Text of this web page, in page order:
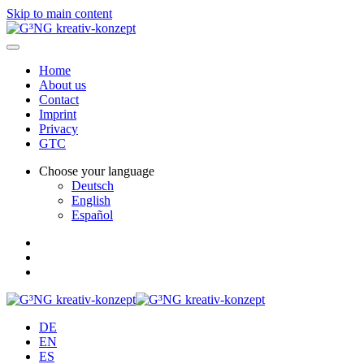
Skip to main content
Home
About us
Contact
Imprint
Privacy
GTC
Choose your language
Deutsch
English
Español
DE
EN
ES